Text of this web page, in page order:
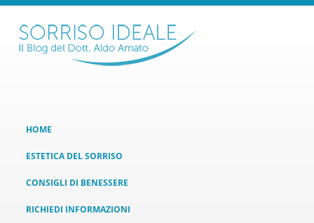
HOME
ESTETICA DEL SORRISO
CONSIGLI DI BENESSERE
RICHIEDI INFORMAZIONI